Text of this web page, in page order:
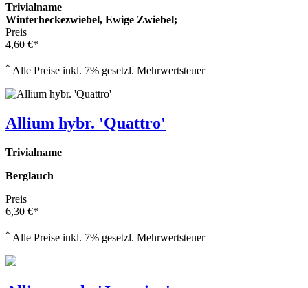
Trivialname
Winterheckezwiebel, Ewige Zwiebel;
Preis
4,60 €*
* Alle Preise inkl. 7% gesetzl. Mehrwertsteuer
Allium hybr. 'Quattro'
Trivialname
Berglauch
Preis
6,30 €*
* Alle Preise inkl. 7% gesetzl. Mehrwertsteuer